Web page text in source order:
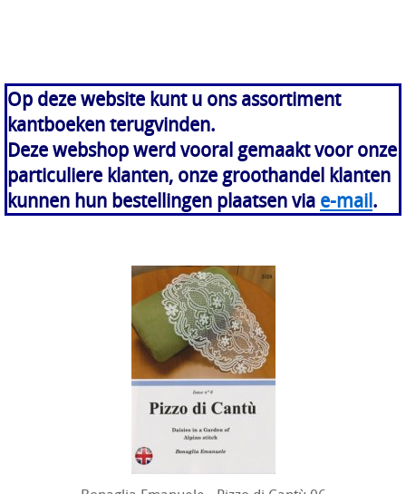
Op deze website kunt u ons assortiment
kantboeken terugvinden.
Deze webshop werd vooral gemaakt voor onze
particuliere klanten, onze groothandel klanten
kunnen hun bestellingen plaatsen via e-mail.